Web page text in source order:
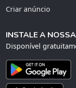
Criar anúncio
INSTALE A
Disponível